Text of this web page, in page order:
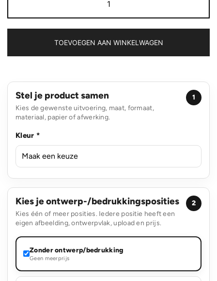
AWARE™
280gr
recycled
cap
TOEVOEGEN AAN WINKELWAGEN
Stel je product samen
Kies de gewenste uitvoering, maat, formaat,
materiaal, papier of afwerking.
1
Kleur *
Kies je ontwerp-/bedrukkingsposities
Kies één of meer posities. Iedere positie heeft een
eigen afbeelding, ontwerpvlak, upload en prijs.
2
Zonder ontwerp/bedrukking
Geen meerprijs